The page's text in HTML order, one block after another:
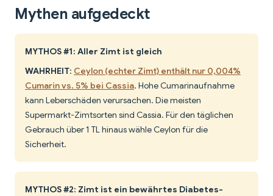
Mythen aufgedeckt
MYTHOS #1: Aller Zimt ist gleich
WAHRHEIT: Ceylon (echter Zimt) enthält nur 0,004%
Cumarin vs. 5% bei Cassia. Hohe Cumarinaufnahme
kann Leberschäden verursachen. Die meisten
Supermarkt-Zimtsorten sind Cassia. Für den täglichen
Gebrauch über 1 TL hinaus wähle Ceylon für die
Sicherheit.
MYTHOS #2: Zimt ist ein bewährtes Diabetes-